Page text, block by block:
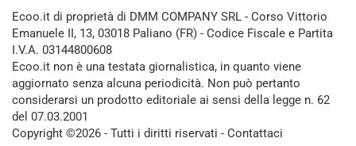
Ecoo.it di proprietà di DMM COMPANY SRL - Corso Vittorio
Emanuele II, 13, 03018 Paliano (FR) - Codice Fiscale e Partita
I.V.A. 03144800608
Ecoo.it non è una testata giornalistica, in quanto viene
aggiornato senza alcuna periodicità. Non può pertanto
considerarsi un prodotto editoriale ai sensi della legge n. 62
del 07.03.2001
Copyright ©2026 - Tutti i diritti riservati - Contattaci